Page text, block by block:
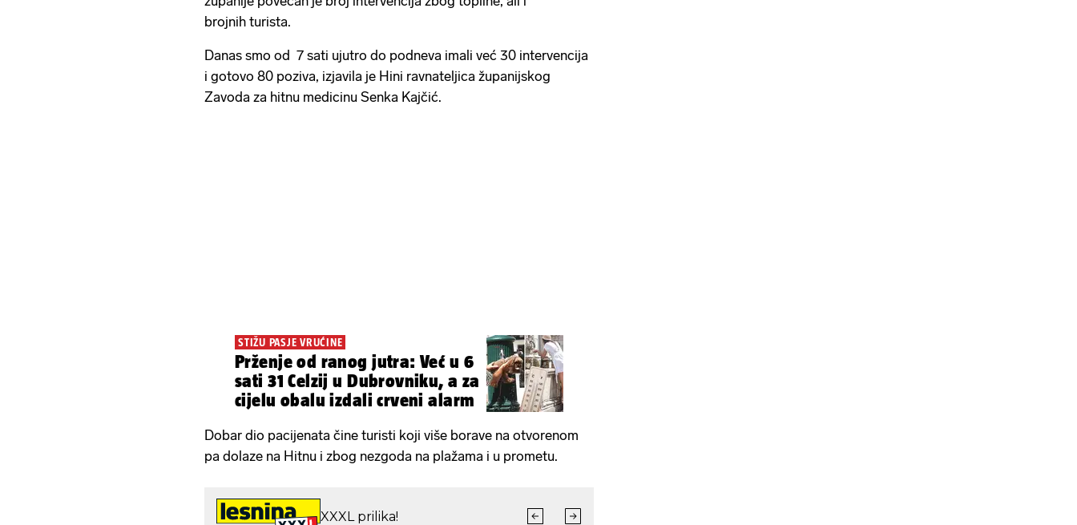
brojnih turista.
Danas smo od 7 sati ujutro do podneva imali već 30 intervencija
i gotovo 80 poziva, izjavila je Hini ravnateljica županijskog
Zavoda za hitnu medicinu Senka Kajčić.
STIŽU PASJE VRUĆINE
Prženje od ranog jutra: Već u 6
sati 31 Celzij u Dubrovniku, a za
cijelu obalu izdali crveni alarm
Dobar dio pacijenata čine turisti koji više borave na otvorenom
pa dolaze na Hitnu i zbog nezgoda na plažama i u prometu.